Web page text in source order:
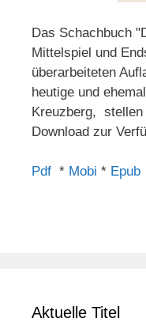
Das Schachbuch
Mittelspiel und
überarbeiteten
heutige und
Kreuzberg,
Download zur
Pdf * Mobi * Epub
Aktuelle Titel